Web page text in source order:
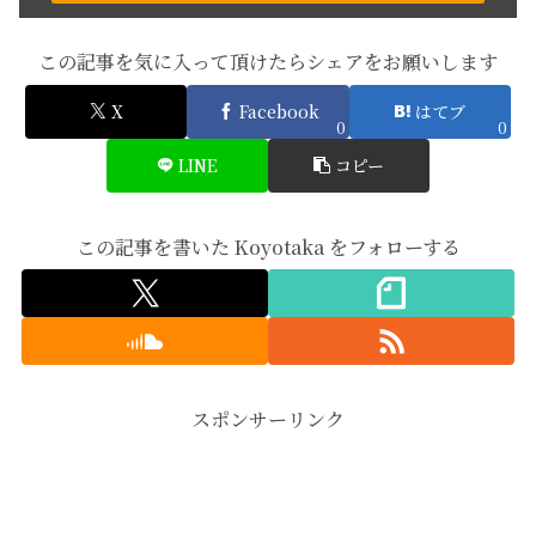
この記事を気に入って頂けたらシェアをお願いします
X Facebook
0
はてブ
0
LINE コピー
この記事を書いた Koyotaka をフォローする
スポンサーリンク